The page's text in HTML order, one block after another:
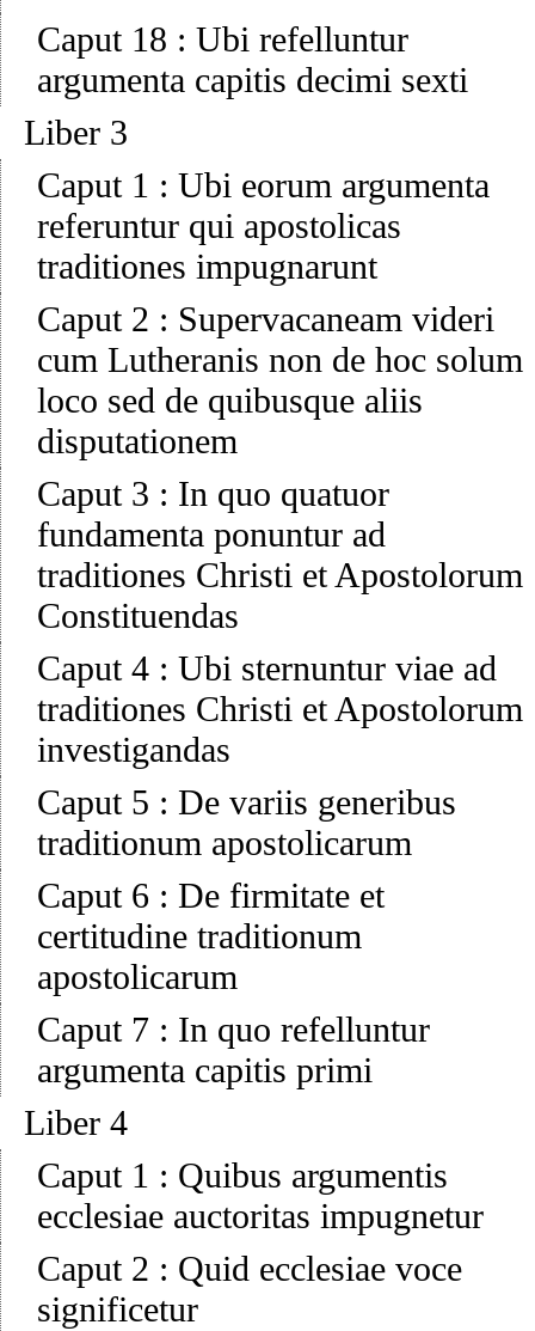
Caput 18 : Ubi refelluntur
argumenta capitis decimi sexti
Liber 3
Caput 1 : Ubi eorum argumenta
referuntur qui apostolicas
traditiones impugnarunt
Caput 2 : Supervacaneam videri
cum Lutheranis non de hoc solum
loco sed de quibusque aliis
disputationem
Caput 3 : In quo quatuor
fundamenta ponuntur ad
traditiones Christi et Apostolorum
Constituendas
Caput 4 : Ubi sternuntur viae ad
traditiones Christi et Apostolorum
investigandas
Caput 5 : De variis generibus
traditionum apostolicarum
Caput 6 : De firmitate et
certitudine traditionum
apostolicarum
Caput 7 : In quo refelluntur
argumenta capitis primi
Liber 4
Caput 1 : Quibus argumentis
ecclesiae auctoritas impugnetur
Caput 2 : Quid ecclesiae voce
significetur